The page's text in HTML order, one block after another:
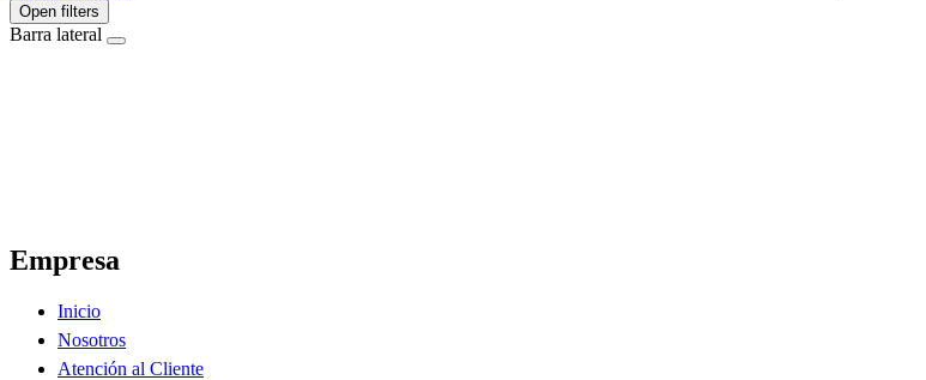
Open filters
Barra lateral
Empresa
Inicio
Nosotros
Atención al Cliente